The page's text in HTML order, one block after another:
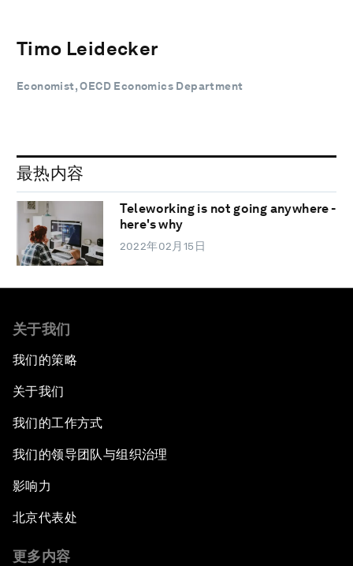
Timo Leidecker
Economist, OECD Economics Department
最热内容
Teleworking is not going anywhere -
here's why
2022年02月15日
关于我们
我们的策略
关于我们
我们的工作方式
我们的领导团队与组织治理
影响力
北京代表处
更多内容